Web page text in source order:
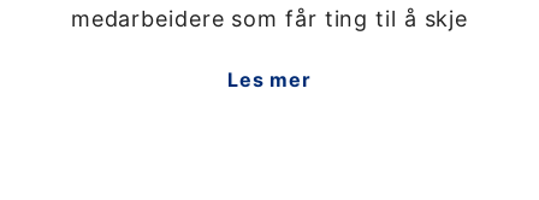
medarbeidere som får ting til å skje
Les mer